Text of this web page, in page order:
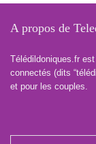
A propos de
Télédildoniques.fr
connectés (dits
et pour les couples.